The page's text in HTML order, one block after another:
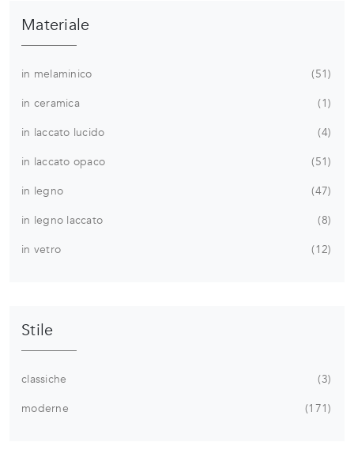
Materiale
in melaminico
51
in ceramica
1
in laccato lucido
4
in laccato opaco
51
in legno
47
in legno laccato
8
in vetro
12
Stile
classiche
3
moderne
171